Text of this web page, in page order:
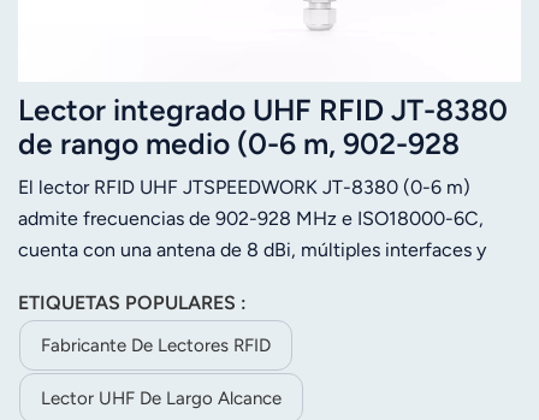
Lector integrado UHF RFID JT-8380
de rango medio (0-6 m, 902-928
MHz)
El lector RFID UHF JTSPEEDWORK JT-8380 (0-6 m)
admite frecuencias de 902-928 MHz e ISO18000-6C,
cuenta con una antena de 8 dBi, múltiples interfaces y
control de acceso, almacenes, comercio minorista y
gestión de vehículos.
ETIQUETAS POPULARES :
Fabricante De Lectores RFID
Lector UHF De Largo Alcance